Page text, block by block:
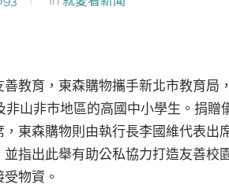
教育，東森購物攜手新北市教育局
山非市地區的高國中小學生。捐贈
東森購物則由執行長李國維代表出
指出此舉有助公私協力打造友善校
物資。